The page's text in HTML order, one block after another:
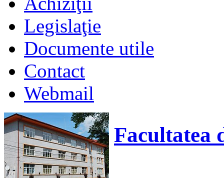
Legislaţie
Documente utile
Contact
Webmail
Facultatea